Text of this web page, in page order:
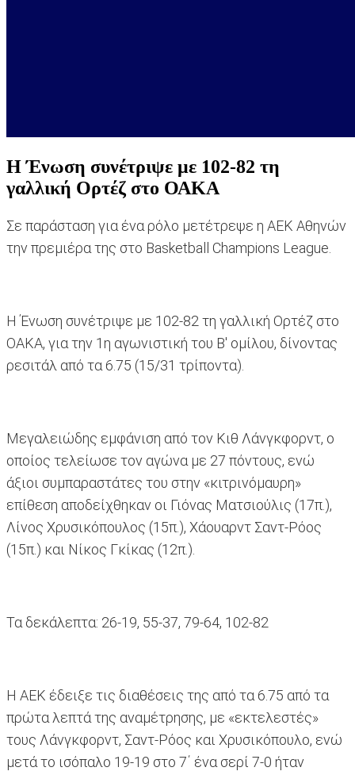
Η Ένωση συνέτριψε με 102-82 τη
γαλλική Ορτέζ στο ΟΑΚΑ
Σε παράσταση για ένα ρόλο μετέτρεψε η ΑΕΚ Aθηνών
την πρεμιέρα της στο Basketball Champions League.
Η Ένωση συνέτριψε με 102-82 τη γαλλική Ορτέζ στο
ΟΑΚΑ, για την 1η αγωνιστική του Β' ομίλου, δίνοντας
ρεσιτάλ από τα 6.75 (15/31 τρίποντα).
Μεγαλειώδης εμφάνιση από τον Κιθ Λάνγκφορντ, ο
οποίος τελείωσε τον αγώνα με 27 πόντους, ενώ
άξιοι συμπαραστάτες του στην «κιτρινόμαυρη»
επίθεση αποδείχθηκαν οι Γιόνας Ματσιούλις (17π.),
Λίνος Χρυσικόπουλος (15π.), Χάουαρντ Σαντ-Ρόος
(15π.) και Νίκος Γκίκας (12π.).
Τα δεκάλεπτα: 26-19, 55-37, 79-64, 102-82
Η ΑΕΚ έδειξε τις διαθέσεις της από τα 6.75 από τα
πρώτα λεπτά της αναμέτρησης, με «εκτελεστές»
τους Λάνγκφορντ, Σαντ-Ρόος και Χρυσικόπουλο, ενώ
μετά το ισόπαλο 19-19 στο 7΄ ένα σερί 7-0 ήταν